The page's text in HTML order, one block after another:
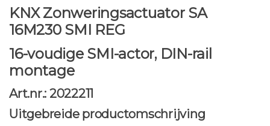
KNX Zonweringsactuator SA
16M230 SMI REG
16-voudige SMI-actor, DIN-rail
montage
Art.nr.: 2022211
Uitgebreide productomschrijving